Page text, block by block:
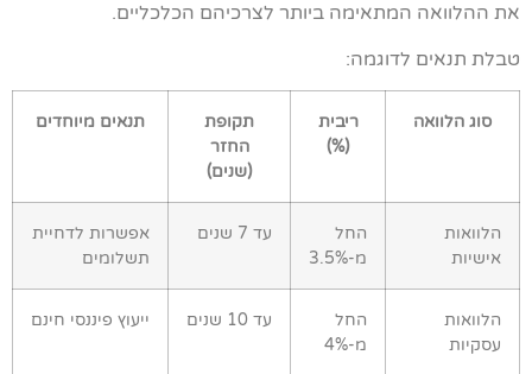
את ההלוואה המתאימה ביותר לצרכיהם הכלכליים.
טבלת תנאים לדוגמה:
סוג הלוואה
ריבית
(%)
תקופת
החזר
(שנים)
תנאים מיוחדים
הלוואות
אישיות
החל
מ-3.5%
עד 7 שנים
אפשרות לדחיית
תשלומים
הלוואות
עסקיות
החל
מ-4%
עד 10 שנים ייעוץ פיננסי חינם